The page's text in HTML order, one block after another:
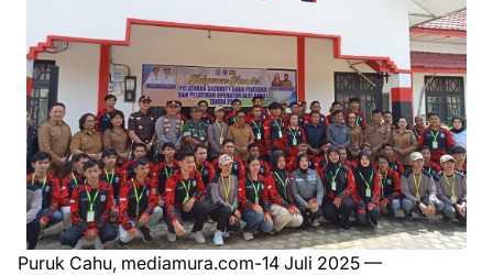
Puruk Cahu, mediamura.com-14 Juli 2025 —